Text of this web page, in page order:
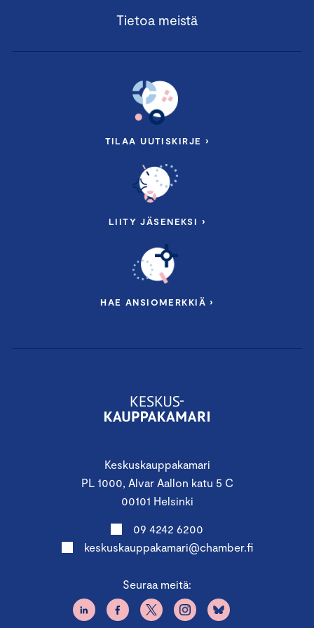
Johtaja, kansainväliset asiat; maajohtajaPäivi
17.30-18.45 Tilaisuuden päätteeksi cocktailit
Pidätämme oikeuden muutoksiin.
YHTEISTYÖKUMPPANEINA:
Keskuskauppakamari
PL 1000, Alvar Aallon katu 5 C
00101 Helsinki
09 4242 6200
keskuskauppakamari@chamber.fi
Seuraa meitä:
Tietoa meistä
TILAA UUTISKIRJE ›
LIITY JÄSENEKSI ›
HAE ANSIOMERKKIÄ ›